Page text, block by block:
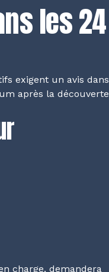
les 24
exigent un avis dans
après la découverte
charge, demandera